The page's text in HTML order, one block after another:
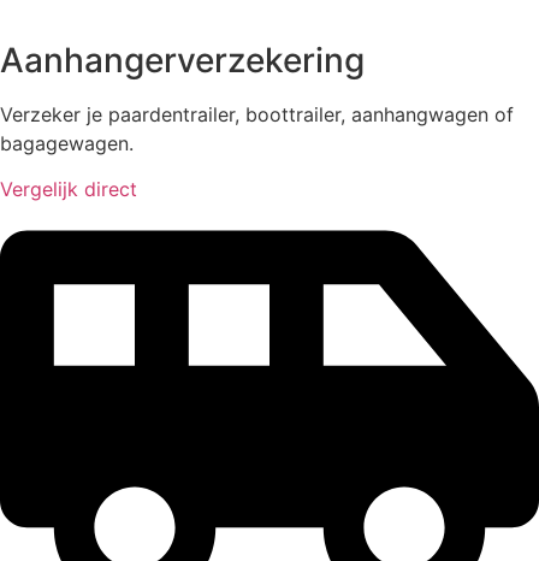
Aanhangerverzekering
Verzeker je paardentrailer, boottrailer, aanhangwagen of
bagagewagen.
Vergelijk direct